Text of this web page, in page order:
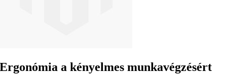
Ergonómia a kényelmes munkavégzésért